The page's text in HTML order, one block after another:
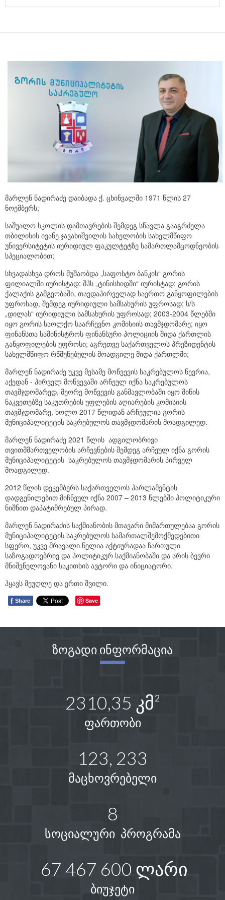
მარლენ ნადირაძე დაიბადა ქ. ცხინვალში 1971 წლის 27
ნოემბერს;
საშუალო სკოლის დამთავრების შემდეგ სწავლა გააგრძელა
თბილისის ივანე ჯავახიშვილის სახელობის სახელმწიფო
უნივერსიტეტის იურიდიულ ფაკულტეტზე სამართლამცოდნეობის
სპეციალობით;
სხვადასხვა დროს მუშაობდა „საფოსტო ბანკის“ გორის
ფილიალში იურისტად; შპს „ტინისხიდში“ იურისტად; გორის
ქალაქის გამგეობაში, თავდაპირველად საერთო განყოფილების
უფროსად, შემდეგ იურიდიული სამსახურის უფროსად; ს/ს
„დილას“ იურიდიული სამსახურის უფროსად; 2003-2004 წლებში
იყო გორის საოლქო საარჩევნო კომისიის თავმჯდომარე; იყო
ფინანსთა სამინისტროს ფინანსური პოლიციის შიდა ქართლის
განყოფილების უფროსი; აგრეთვე საქართველოს პრეზიდენტის
სახელმწიფო რწმუნებულის მოადგილე შიდა ქართლში;
მარლენ ნადირაძე უკვე მესამე მოწვევის საკრებულოს წევრია,
აქედან - პირველ მოწვევაში არჩეულ იქნა საკრებულოს
თავმჯდომარედ, მეორე მოწვევის განმავლობაში იყო მიწის
ნაკვეთებზე საკუთრების უფლების აღიარების კომისიის
თავმჯდომარე, ხოლო 2017 წლიდან არჩეულია გორის
მუნიციპალიტეტის საკრებულოს თავმჯდომარის მოადგილედ.
მარლენ ნადირაძე 2021 წლის ადგილობრივი
თვითმმართველობის არჩევნების შემდეგ არჩეულ იქნა გორის
მუნიციპალიტეტის საკრებულოს თავმჯდომარის პირველ
მოადგილედ.
2012 წლის დეკემბერს საქართველოს პარლამენტის
დადგენილებით მიჩნეულ იქნა 2007 – 2013 წლებში პოლიტიკური
ნიშნით დაპატიმრებულ პირად.
მარლენ ნადირაძის საქმიანობის მთავარი მიმართულებაა გორის
მუნიციპალიტეტის საკრებულოს სამართალშემოქმედებითი
სფერო, უკვე მრავალი წელია აქტიურადაა ჩართული
საზოგადოებრივ და პოლიტიკურ საქმიანობაში და არის ბევრი
მნიშვნელოვანი საკითხის ავტორი და ინიციატორი.
ჰყავს მეუღლე და ერთი შვილი.
f Share Save
ზოგადი ინფორმაცია
2310,35 კმ²
ფართობი
123, 233
მაცხოვრებელი
8
სოციალური პროგრამა
67 467 600 ლარი
ბიუჯეტი